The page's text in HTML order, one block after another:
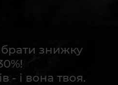
знижку
- і вона твоя.